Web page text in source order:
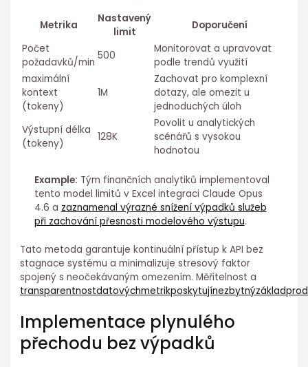
Metrika
Nastavený⁢
limit
Doporučení
Počet
požadavků/min
500
Monitorovat a upravovat
⁢podle trendů využití
maximální
kontext
(tokeny)
1M
Zachovat pro komplexní
dotazy, ale omezit u
jednoduchých úloh
Výstupní délka
(tokeny)
128K
Povolit u analytických
scénářů s vysokou
hodnotou
Example: Tým finančních analytiků implementoval
tento model limitů v Excel integraci Claude Opus
4.6 a zaznamenal výrazné⁤ snížení výpadků služeb
při zachování přesnosti modelového výstupu.
Tato metoda garantuje kontinuální přístup k API bez
stagnace systému a minimalizuje stresový faktor
spojený s neočekávaným omezením. Měřitelnost a
Implementace plynulého
přechodu bez výpadků